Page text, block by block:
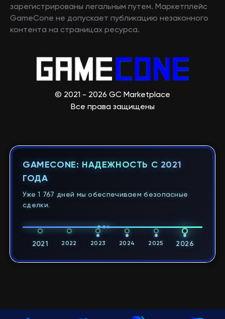
зарегистрированы легальным путем. Маркетплейс
GameCone не допускает публикацию незаконного
контента на страницах ресурса.
© 2021 - 2026 GC Marketplace
Все права защищены
GAMECONE: НАДЕЖНОСТЬ С 2021
ГОДА
Уже 1 767 дней мы обеспечиваем безопасные
сделки.
2021 2022 2023 2024 2025 2026